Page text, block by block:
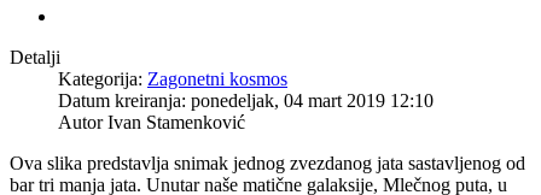
Detalji
Kategorija: Zagonetni kosmos
Datum kreiranja: ponedeljak, 04 mart 2019 12:10
Autor Ivan Stamenković
Ova slika predstavlja snimak jednog zvezdanog jata sastavljenog od
bar tri manja jata. Unutar naše matične galaksije, Mlečnog puta, u